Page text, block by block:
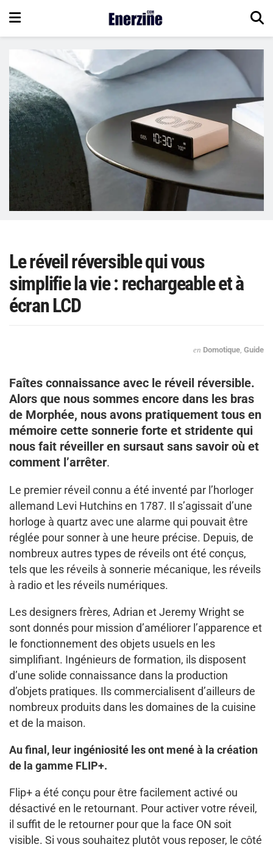
Le réveil réversible qui vous
simplifie la vie : rechargeable et à
écran LCD
en Domotique Guide
Faîtes connaissance avec le réveil réversible.
Alors que nous sommes encore dans les bras
de Morphée, nous avons pratiquement tous en
mémoire cette sonnerie forte et stridente qui
nous fait réveiller en sursaut sans savoir où et
comment l’arrêter.
Le premier réveil connu a été inventé par l’horloger
allemand Levi Hutchins en 1787. Il s’agissait d’une
horloge à quartz avec une alarme qui pouvait être
réglée pour sonner à une heure précise. Depuis, de
nombreux autres types de réveils ont été conçus,
tels que les réveils à sonnerie mécanique, les réveils
à radio et les réveils numériques.
Les designers frères, Adrian et Jeremy Wright se
sont donnés pour mission d’améliorer l’apparence et
le fonctionnement des objets usuels en les
simplifiant. Ingénieurs de formation, ils disposent
d’une solide connaissance dans la production
d’objets pratiques. Ils commercialisent d’ailleurs de
nombreux produits dans les domaines de la cuisine
et de la maison.
Au final, leur ingéniosité les ont mené à la création
de la gamme FLIP+.
Flip+ a été conçu pour être facilement activé ou
désactivé en le retournant. Pour activer votre réveil,
il suffit de le retourner pour que la face ON soit
visible. Si vous souhaitez plutôt vous reposer, le côté